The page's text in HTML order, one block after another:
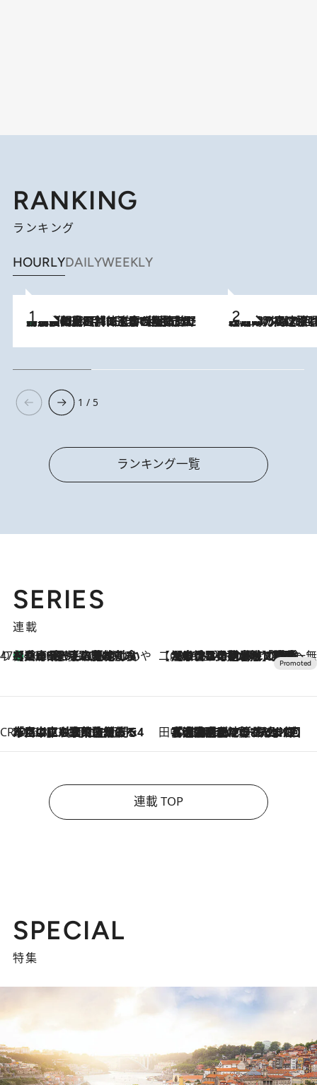
RANKING
ランキング
HOURLYDAILYWEEKLY
2026.8.8
「最後に見られてよかった」上野動物園の東園パンダ舎が解体前に特別公開。8月16日まで延長されたパネル展と共に辿る“半世紀”のパンダ飼育《解体工事の図面あり》 2026.8.7
「湘南乃風に憧れて」観客大盛上がりの“タオル回し”に、ラッパー顔負けの高速歌唱まで…さだまさし（74）のアグレッシブすぎる現在地
1 / 5
ランキング一覧
SERIES
連載
47都道府県の手みやげ ひんやりスイーツで夏を満喫
2026.8.8
【兵庫県】この夏絶対食べたい 冷やしておいしいおやつ3選 淡路島の恵みをジェラートに集約 【CREA×星野リゾート】唯一無二。癒しと発見が待つ場所へ
2026.8.7
【トンボの足水浴】ヒノキの香りに包まれて涼感マックス！約13℃の湧水かけ流しを避暑地「星野温泉 トンボの湯」で体験
CREA'S CHOICE
2026.8.7
「立川にも歌舞伎があるんだよ」 片岡仁左衛門・市川中車ら豪華座組みで4年目の立川立飛歌舞伎へ 田中稲の勝手に再ブーム
2026.8.7
「湘南乃風に憧れて」観客大盛上がりの“タオル回し”に、ラッパー顔負けの高速歌唱まで…さだまさし（74）のアグレッシブすぎる現在地
連載 TOP
SPECIAL
特集